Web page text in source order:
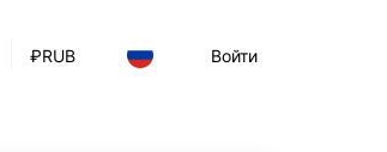
₽RUB Войти